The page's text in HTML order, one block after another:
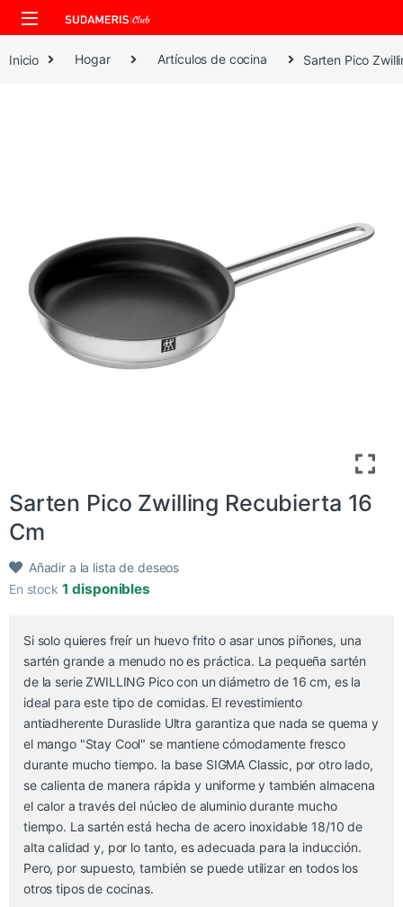
Skip to navigation
Skip to content
Inicio Hogar Artículos de cocina Sarten Pico
Sarten Pico Zwilling Recubierta 16
Cm
Añadir a la lista de deseos
En stock 1 disponibles
Si solo quieres freír un huevo frito o asar unos piñones, una
sartén grande a menudo no es práctica. La pequeña sartén
de la serie ZWILLING Pico con un diámetro de 16 cm, es la
ideal para este tipo de comidas. El revestimiento
antiadherente Duraslide Ultra garantiza que nada se quema y
el mango "Stay Cool" se mantiene cómodamente fresco
durante mucho tiempo. la base SIGMA Classic, por otro lado,
se calienta de manera rápida y uniforme y también almacena
el calor a través del núcleo de aluminio durante mucho
tiempo. La sartén está hecha de acero inoxidable 18/10 de
alta calidad y, por lo tanto, es adecuada para la inducción.
Pero, por supuesto, también se puede utilizar en todos los
otros tipos de cocinas.